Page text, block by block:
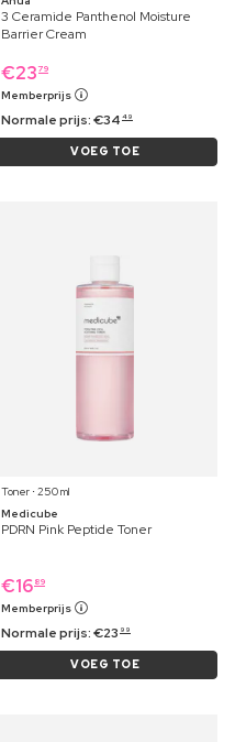
3 Ceramide Panthenol Moisture
Barrier Cream
€23 79
Memberprijs
Normale prijs:€34 49
VOEG TOE
Toner ⋅ 250 ml
Medicube
PDRN Pink Peptide Toner
€16 89
Memberprijs
Normale prijs:€23 99
VOEG TOE